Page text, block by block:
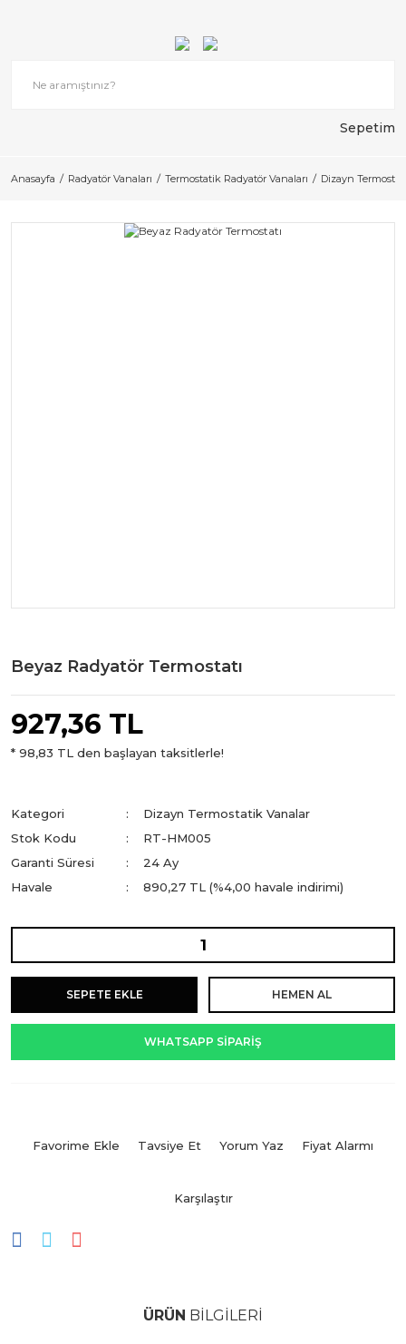
Sepetim
Anasayfa Radyatör Vanaları Termostatik Radyatör Vanaları Dizayn
Beyaz Radyatör Termostatı
927,36 TL
* 98,83 TL den başlayan taksitlerle!
Kategori
Dizayn Termostatik Vanalar
Stok Kodu
RT-HM005
Garanti Süresi
24 Ay
Havale
890,27 TL (%4,00 havale indirimi)
SEPETE EKLE HEMEN AL
WHATSAPP SİPARİŞ
Tavsiye Et Yorum Yaz Fiyat Alarmı
Karşılaştır
ÜRÜN BİLGİLERİ